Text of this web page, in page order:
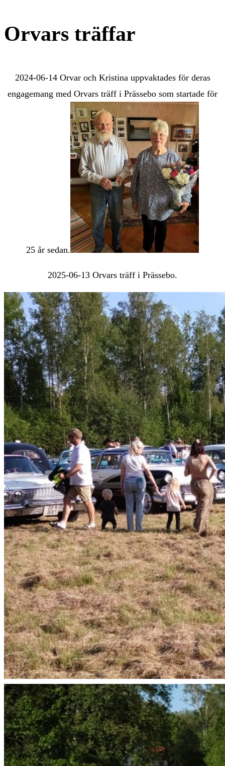
Orvars träffar
2024-06-14 Orvar och Kristina uppvaktades för deras
engagemang med Orvars träff i Prässebo som startade för
25 år sedan.
2025-06-13 Orvars träff i Prässebo.